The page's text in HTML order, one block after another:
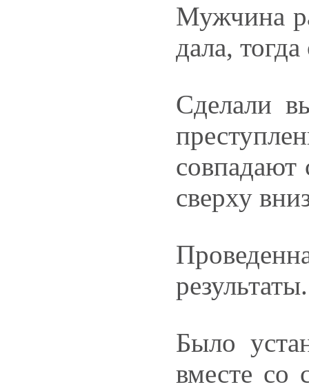
Мужчина
дала,
Сделали
совпадают
сверху
результаты.
Было
вместе со